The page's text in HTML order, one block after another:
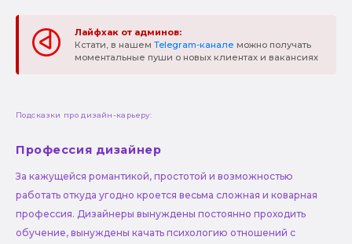
Лайфхак от админов:
Кстати, в нашем Telegram-канале можно получать
моментальные пуши о новых клиентах и вакансиях
Подсказки про дизайн-карьеру:
Профессия дизайнер
За кажущейся романтикой, простотой и возможностью
работать откуда угодно кроется весьма сложная и коварная
профессия. Дизайнеры вынуждены постоянно проходить
обучение, вынуждены качать психологию отношений с